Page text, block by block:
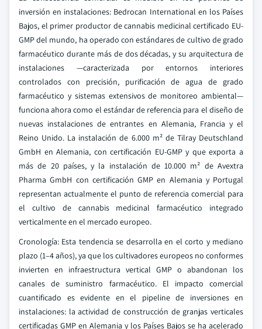
inversión en instalaciones: Bedrocan International en los Países
Bajos, el primer productor de cannabis medicinal certificado EU-
GMP del mundo, ha operado con estándares de cultivo de grado
farmacéutico durante más de dos décadas, y su arquitectura de
instalaciones —caracterizada por entornos interiores
controlados con precisión, purificación de agua de grado
farmacéutico y sistemas extensivos de monitoreo ambiental—
funciona ahora como el estándar de referencia para el diseño de
nuevas instalaciones de entrantes en Alemania, Francia y el
Reino Unido. La instalación de 6.000 m² de Tilray Deutschland
GmbH en Alemania, con certificación EU-GMP y que exporta a
más de 20 países, y la instalación de 10.000 m² de Avextra
Pharma GmbH con certificación GMP en Alemania y Portugal
representan actualmente el punto de referencia comercial para
el cultivo de cannabis medicinal farmacéutico integrado
verticalmente en el mercado europeo.
Cronología: Esta tendencia se desarrolla en el corto y mediano
plazo (1–4 años), ya que los cultivadores europeos no conformes
invierten en infraestructura vertical GMP o abandonan los
canales de suministro farmacéutico. El impacto comercial
cuantificado es evidente en el pipeline de inversiones en
instalaciones: la actividad de construcción de granjas verticales
certificadas GMP en Alemania y los Países Bajos se ha acelerado